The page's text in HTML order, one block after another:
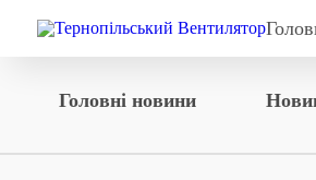
Головні новини